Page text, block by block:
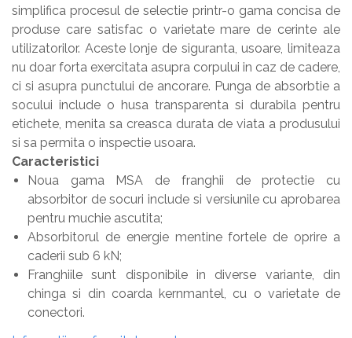
simplifica procesul de selectie printr-o gama concisa de
produse care satisfac o varietate mare de cerinte ale
utilizatorilor. Aceste lonje de siguranta, usoare, limiteaza
nu doar forta exercitata asupra corpului in caz de cadere,
ci si asupra punctului de ancorare. Punga de absorbtie a
socului include o husa transparenta si durabila pentru
etichete, menita sa creasca durata de viata a produsului
si sa permita o inspectie usoara.
Caracteristici
Noua gama MSA de franghii de protectie cu
absorbitor de socuri include si versiunile cu aprobarea
pentru muchie ascutita;
Absorbitorul de energie mentine fortele de oprire a
caderii sub 6 kN;
Franghiile sunt disponibile in diverse variante, din
chinga si din coarda kernmantel, cu o varietate de
conectori.